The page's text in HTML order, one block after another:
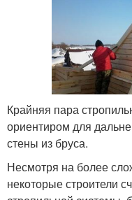
Крайняя пара
ориентиром для
стены из бруса.
Несмотря на более
некоторые строители